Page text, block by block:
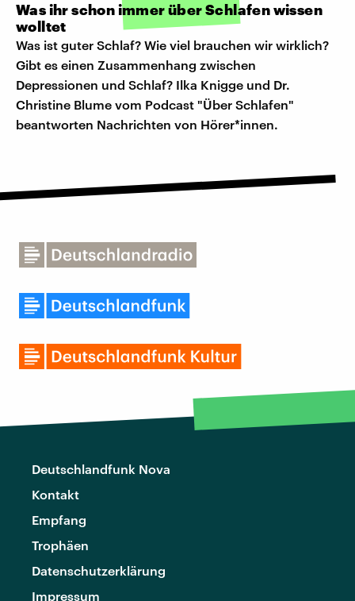
Was ihr schon immer über Schlafen wissen
wolltet
Was ist guter Schlaf? Wie viel brauchen wir wirklich?
Gibt es einen Zusammenhang zwischen
Depressionen und Schlaf? Ilka Knigge und Dr.
Christine Blume vom Podcast "Über Schlafen"
beantworten Nachrichten von Hörer*innen.
Deutschlandfunk Nova
Kontakt
Empfang
Trophäen
Datenschutzerklärung
Impressum